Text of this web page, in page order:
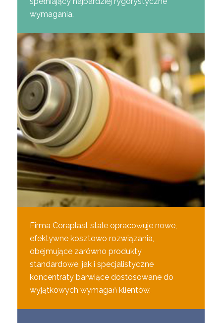
wymagania.
Firma Coraplast stale opracowuje nowe,
efektywne kosztowo rozwiązania,
obejmujące zarówno produkty
standardowe, jak i specjalistyczne
koncentraty barwiące dostosowane do
wyjątkowych wymagań klientów.